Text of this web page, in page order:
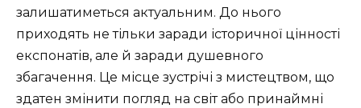
залишатиметься актуальним. До нього
приходять не тільки заради історичної цінності
експонатів, але й заради душевного
збагачення. Це місце зустрічі з мистецтвом, що
здатен змінити погляд на світ або принаймні